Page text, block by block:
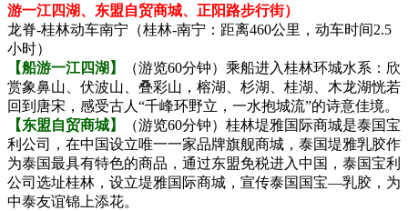
游一江四湖、东盟自贸商城、正阳路步行街）
龙脊-桂林动车南宁（桂林-南宁：距离460公里，动车时间2.5
小时）
【船游一江四湖】
（游览60分钟）乘船进入桂林环城水系：欣
赏象鼻山、伏波山、叠彩山，榕湖、杉湖、桂湖、木龙湖恍若
回到唐宋，感受古人“千峰环野立，一水抱城流”的诗意佳境。
【东盟自贸商城】
（游览60分钟）桂林堤雅国际商城是泰国宝
利公司，在中国设立唯一一家品牌旗舰商城，泰国堤雅乳胶作
为泰国最具有特色的商品，通过东盟免税进入中国，泰国宝利
公司选址桂林，设立堤雅国际商城，宣传泰国国宝—乳胶，为
中泰友谊锦上添花。